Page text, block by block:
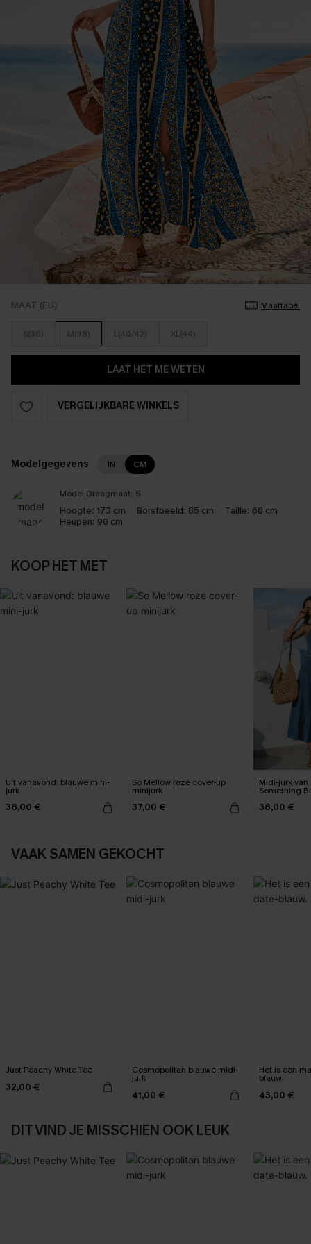
MAAT (EU) Maattabel
S(36) M(38) L(40/42) XL(44)
LAAT HET ME WETEN
VERGELIJKBARE WINKELS
Modelgegevens IN CM
Model Draagmaat: S
Hoogte: 173 cm Borstbeeld: 85 cm Taille: 60 cm
Heupen: 90 cm
KOOP HET MET
Uit vanavond: blauwe mini-
jurk
38,00 €
So Mellow roze cover-up
minijurk
37,00 €
Midi-jurk van
Something
38,00 €
VAAK SAMEN GEKOCHT
Just Peachy White Tee
32,00 €
Cosmopolitan blauwe midi-
jurk
41,00 €
Het is een
blauw.
43,00 €
DIT VIND JE MISSCHIEN OOK LEUK